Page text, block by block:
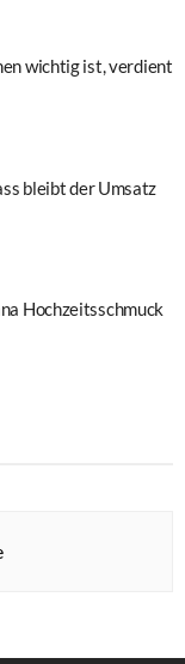
wichtig ist, verdient
bleibt der Umsatz
Hochzeitsschmuck